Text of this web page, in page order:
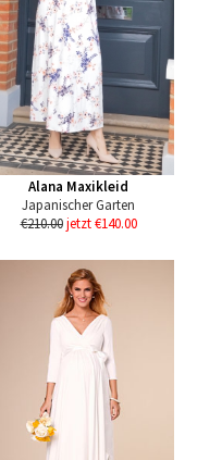
Alana Maxikleid
Japanischer Garten
€210.00 jetzt €140.00